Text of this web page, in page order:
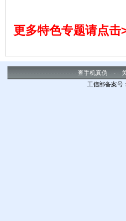
6682、7610、N70、N72、N90
QD；摩托罗拉 v1000；三星
更多特色专题请点击
查手机真伪 -
工信部备案